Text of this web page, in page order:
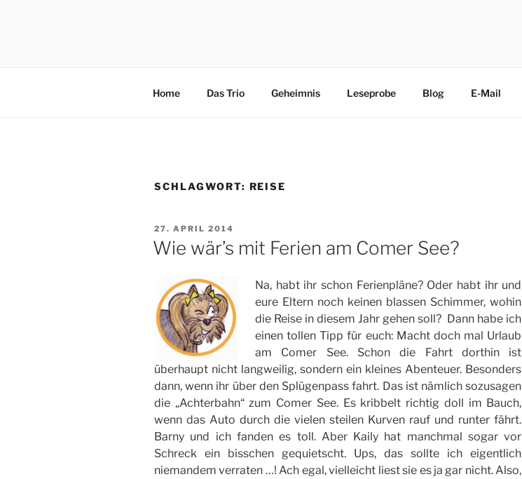
Home Das Trio Geheimnis Leseprobe Blog E-Mail
SCHLAGWORT: REISE
VERÖFFENTLICHT
AM
27. APRIL 2014
Wie wär’s mit Ferien am Comer See?
Na, habt ihr schon Ferienpläne? Oder habt ihr und
eure Eltern noch keinen blassen Schimmer, wohin
die Reise in diesem Jahr gehen soll? Dann habe ich
einen tollen Tipp für euch: Macht doch mal Urlaub
am Comer See. Schon die Fahrt dorthin ist
überhaupt nicht langweilig, sondern ein kleines Abenteuer. Besonders
dann, wenn ihr über den Splügenpass fahrt. Das ist nämlich sozusagen
die „Achterbahn“ zum Comer See. Es kribbelt richtig doll im Bauch,
wenn das Auto durch die vielen steilen Kurven rauf und runter fährt.
Barny und ich fanden es toll. Aber Kaily hat manchmal sogar vor
Schreck ein bisschen gequietscht. Ups, das sollte ich eigentlich
niemandem verraten …! Ach egal, vielleicht liest sie es ja gar nicht. Also,